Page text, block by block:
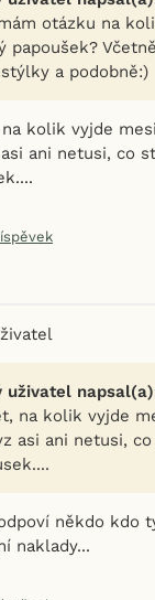
otázku na
papoušek?
a podobně:)
kolik vyjde
ani netusi, co
uživatel
na kolik vyjde
asi ani netusi,
někdo kdo
naklady...